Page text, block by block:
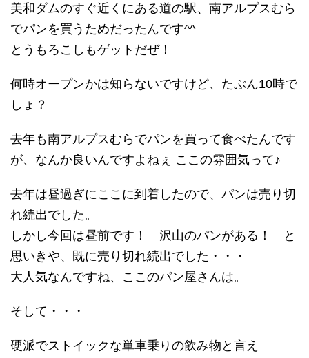
美和ダムのすぐ近くにある道の駅、南アルプスむら
でパンを買うためだったんです^^
とうもろこしもゲットだぜ！
何時オープンかは知らないですけど、たぶん10時で
しょ？
去年も南アルプスむらでパンを買って食べたんです
が、なんか良いんですよねぇ ここの雰囲気って♪
去年は昼過ぎにここに到着したので、パンは売り切
れ続出でした。
しかし今回は昼前です！ 沢山のパンがある！ と
思いきや、既に売り切れ続出でした・・・
大人気なんですね、ここのパン屋さんは。
そして・・・
硬派でストイックな単車乗りの飲み物と言え